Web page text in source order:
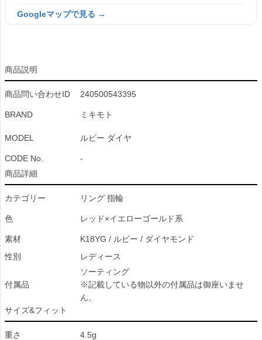
Googleマップで見る →
商品説明
商品問い合わせID 240500543395
BRAND ミキモト
MODEL ルビー ダイヤ
CODE No.
-
商品詳細
カテゴリー リング 指輪
色 レッド×イエローゴールド系
素材
K18YG / ルビー / ダイヤモンド
性別
レディース
付属品
ソーティング
※記載している物以外の付属品は御座いませ
ん。
サイズ&フィット
重さ
4.5g